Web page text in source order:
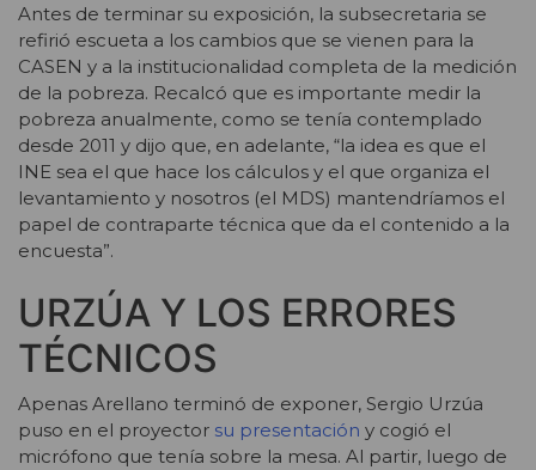
Antes de terminar su exposición, la subsecretaria se
refirió escueta a los cambios que se vienen para la
CASEN y a la institucionalidad completa de la medición
de la pobreza. Recalcó que es importante medir la
pobreza anualmente, como se tenía contemplado
desde 2011 y dijo que, en adelante, “la idea es que el
INE sea el que hace los cálculos y el que organiza el
levantamiento y nosotros (el MDS) mantendríamos el
papel de contraparte técnica que da el contenido a la
encuesta”.
URZÚA Y LOS ERRORES
TÉCNICOS
Apenas Arellano terminó de exponer, Sergio Urzúa
puso en el proyector su presentación y cogió el
micrófono que tenía sobre la mesa. Al partir, luego de